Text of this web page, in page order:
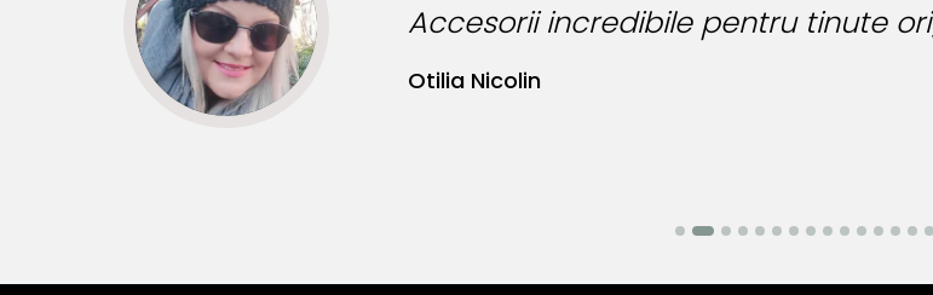
Otilia Nicolin
Accesorii incredibile pentru tinute originale!